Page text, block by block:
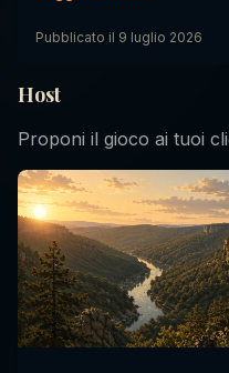
Pubblicato il 9 luglio 2026
Host
Proponi il gioco ai tuoi